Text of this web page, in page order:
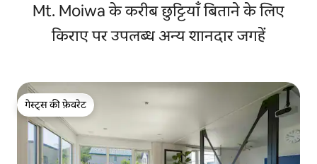
परिवारों और समूहों के लिए｜सुसुकी से 5 मिनट｜परिवार/समूह
Mt. Moiwa के करीब छुट्टियाँ बिताने के लिए
किराए पर उपलब्ध अन्य शानदार जगहें
गेस्ट्स की फ़ेवरेट
गेस्ट्स की फ़ेवरेट